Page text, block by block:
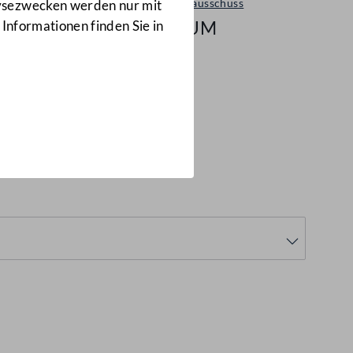
werden nur mit
finden Sie in
Umweltausschuss
1/A-UM